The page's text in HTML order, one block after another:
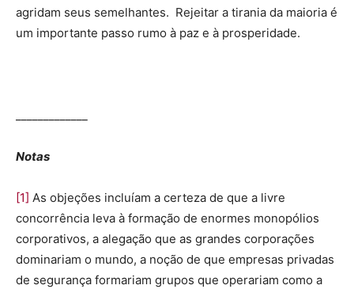
agridam seus semelhantes. Rejeitar a tirania da maioria é
um importante passo rumo à paz e à prosperidade.
Notas
[1] As objeções incluíam a certeza de que a livre
concorrência leva à formação de enormes monopólios
corporativos, a alegação que as grandes corporações
dominariam o mundo, a noção de que empresas privadas
de segurança formariam grupos que operariam como a